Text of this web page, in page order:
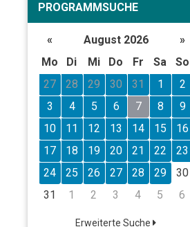
PROGRAMMSUCHE
« August 2026
»
Mo
Di Mi Do Fr Sa
So
27
28 29 30 31 1
2
3
4 5 6 7 8
9
10
11 12 13 14 15
16
17
18 19 20 21 22
23
24
25 26 27 28 29
30
31
1 2 3 4 5 6
Erweiterte Suche